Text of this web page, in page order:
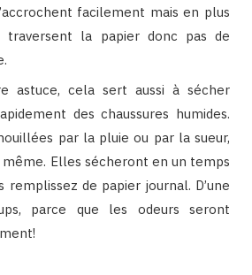
facilement mais en plus
traversent la papier donc pas de
astuce, cela sert aussi à sécher
des chaussures humides.
par la pluie ou par la sueur,
Elles sécheront en un temps
remplissez de papier journal. D’une
parce que les odeurs seront